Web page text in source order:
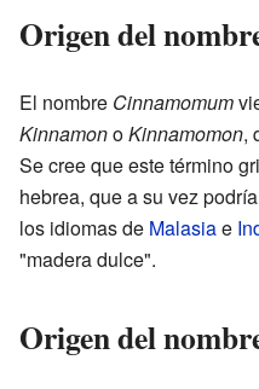
Origen del
El nombre Cinnamomum
KinnamonoKinnamomon,
Se cree que este término
hebrea, que a su vez
los idiomas de Malasiae
"madera dulce".
Origen del